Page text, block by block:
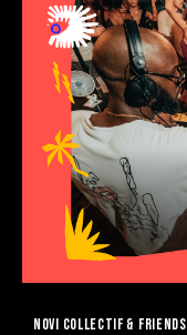
NOVI COLLECTIF & FRIENDS